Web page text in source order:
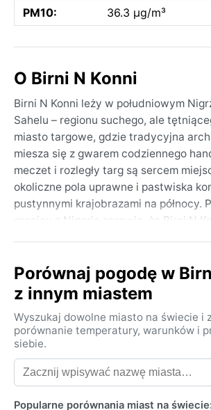
PM10:
36.3 µg/m³
O Birni N Konni
Birni N Konni leży w południowym
Sahelu – regionu suchego, ale
miasto targowe, gdzie tradycyjna
miesza się z gwarem codziennego
meczet i rozległy targ są sercem
okoliczne pola uprawne i pastwiska
pustynnymi krajobrazami na północy.
granicy z Nigerią sprawia, że Birni N
gorący półpustynny. Lata od kwietnia
przynoszą upały sięgające 40°C i
parny wiatr jedynie potęguje odczucie
(grudzień–luty) jest znacznie
dnia około 30°C, noce bywają
15°C. Pora deszczowa trwa od
przynosząc gwałtowne ulewy i
Porównaj pogodę w
z innym miastem
Wyszukaj dowolne miasto na świecie i
porównanie temperatury, warunków i
siebie.
Popularne porównania miast na